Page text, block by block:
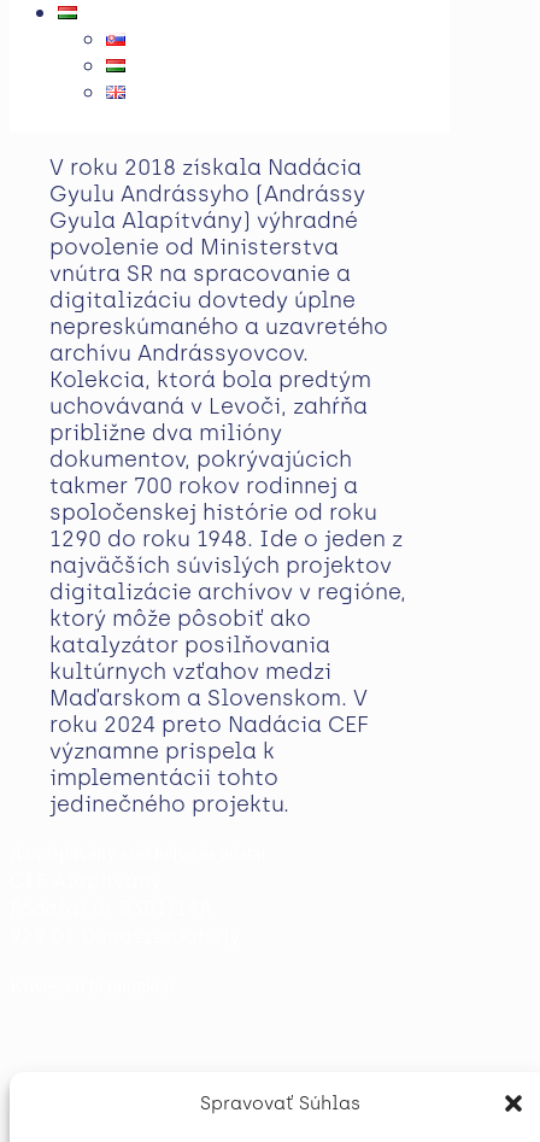
Spravovať Súhlas
V roku 2018 získala Nadácia
Gyulu Andrássyho (Andrássy
Gyula Alapítvány) výhradné
povolenie od Ministerstva
vnútra SR na spracovanie a
digitalizáciu dovtedy úplne
nepreskúmaného a uzavretého
archívu Andrássyovcov.
Kolekcia, ktorá bola predtým
uchovávaná v Levoči, zahŕňa
približne dva milióny
dokumentov, pokrývajúcich
takmer 700 rokov rodinnej a
spoločenskej histórie od roku
1290 do roku 1948. Ide o jeden z
najväčších súvislých projektov
digitalizácie archívov v regióne,
ktorý môže pôsobiť ako
katalyzátor posilňovania
kultúrnych vzťahov medzi
Maďarskom a Slovenskom. V
roku 2024 preto Nadácia CEF
významne prispela k
implementácii tohto
jedinečného projektu.